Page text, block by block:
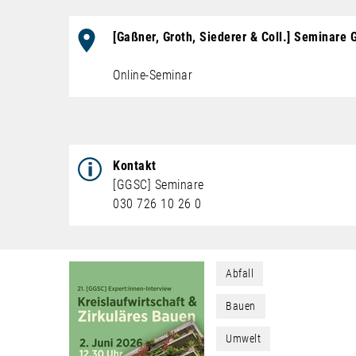
Veranstaltungsort
[Gaßner, Groth, Siederer & Coll.] Seminare
Online-Seminar
Kontakt
[GGSC] Seminare
030 726 10 26 0
Abfall
Bauen
Umwelt